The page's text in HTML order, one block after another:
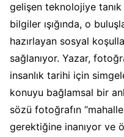
gelişen teknolojiye
bilgiler ışığında, o
hazırlayan sosyal
sağlanıyor. Yazar,
insanlık tarihi için
konuyu bağlamsal bir
sözü fotoğrafın
gerektiğine inanıyor ve